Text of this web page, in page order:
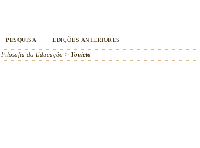
PESQUISA EDIÇÕES ANTERIORES
Filosofia da Educação> Tonieto